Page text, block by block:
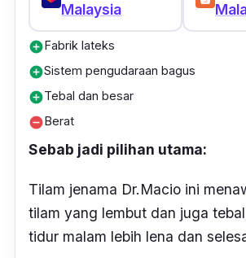
Malaysia
add_circleFabrik lateks
add_circleSistem pengudaraan bagus
add_circleTebal dan besar
remove_circleBerat
Sebab jadi pilihan utama:
Tilam jenama Dr.Macio ini
tilam yang lembut dan juga
tidur malam lebih lena dan